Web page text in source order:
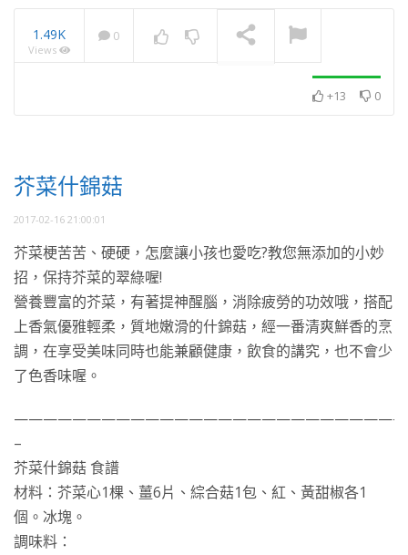
1.49K
Views
0
+13 0
芥菜什錦菇
2017-02-16 21:00:01
芥菜梗苦苦、硬硬，怎麼讓小孩也愛吃?教您無添加的小妙
招，保持芥菜的翠綠喔!
營養豐富的芥菜，有著提神醒腦，消除疲勞的功效哦，搭配
上香氣優雅輕柔，質地嫩滑的什錦菇，經一番清爽鮮香的烹
調，在享受美味同時也能兼顧健康，飲食的講究，也不會少
了色香味喔。
–
芥菜什錦菇 食譜
材料：芥菜心1棵、薑6片、綜合菇1包、紅、黃甜椒各1
個。冰塊。
調味料：